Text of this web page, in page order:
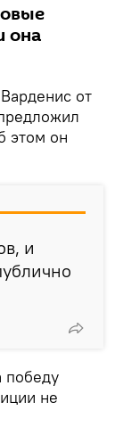
она
от
этом он
и
победу
не